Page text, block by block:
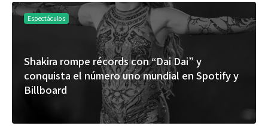
Espectáculos
Shakira rompe récords con “Dai Dai” y
conquista el número uno mundial en Spotify y
Billboard